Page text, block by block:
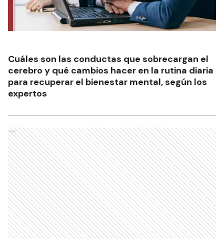
Cuáles son las conductas que sobrecargan el
cerebro y qué cambios hacer en la rutina diaria
para recuperar el bienestar mental, según los
expertos
Ads